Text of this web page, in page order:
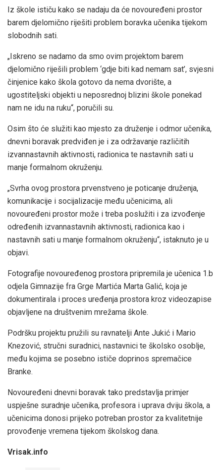
Iz škole ističu kako se nadaju da će novouređeni prostor
barem djelomično riješiti problem boravka učenika tijekom
slobodnih sati.
„Iskreno se nadamo da smo ovim projektom barem
djelomično riješili problem ‘gdje biti kad nemam sat’, svjesni
činjenice kako škola gotovo da nema dvorište, a
ugostiteljski objekti u neposrednoj blizini škole ponekad
nam ne idu na ruku“, poručili su.
Osim što će služiti kao mjesto za druženje i odmor učenika,
dnevni boravak predviđen je i za održavanje različitih
izvannastavnih aktivnosti, radionica te nastavnih sati u
manje formalnom okruženju.
„Svrha ovog prostora prvenstveno je poticanje druženja,
komunikacije i socijalizacije među učenicima, ali
novouređeni prostor može i treba poslužiti i za izvođenje
određenih izvannastavnih aktivnosti, radionica kao i
nastavnih sati u manje formalnom okruženju“, istaknuto je u
objavi.
Fotografije novouređenog prostora pripremila je učenica 1.b
odjela Gimnazije fra Grge Martića Marta Galić, koja je
dokumentirala i proces uređenja prostora kroz videozapise
objavljene na društvenim mrežama škole.
Podršku projektu pružili su ravnatelji Ante Jukić i Mario
Knezović, stručni suradnici, nastavnici te školsko osoblje,
među kojima se posebno ističe doprinos spremačice
Branke.
Novouređeni dnevni boravak tako predstavlja primjer
uspješne suradnje učenika, profesora i uprava dviju škola, a
učenicima donosi prijeko potreban prostor za kvalitetnije
provođenje vremena tijekom školskog dana.
Vrisak.info